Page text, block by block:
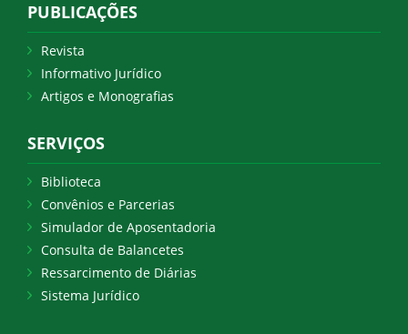
PUBLICAÇÕES
Revista
Informativo Jurídico
Artigos e Monografias
SERVIÇOS
Biblioteca
Convênios e Parcerias
Simulador de Aposentadoria
Consulta de Balancetes
Ressarcimento de Diárias
Sistema Jurídico